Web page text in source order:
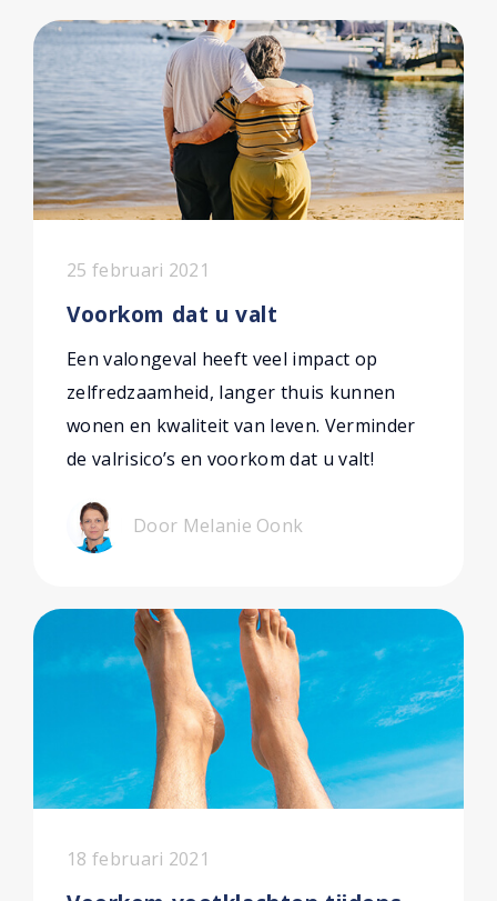
25 februari 2021
Voorkom dat u valt
Een valongeval heeft veel impact op
zelfredzaamheid, langer thuis kunnen
wonen en kwaliteit van leven. Verminder
de valrisico’s en voorkom dat u valt!
Door Melanie Oonk
18 februari 2021